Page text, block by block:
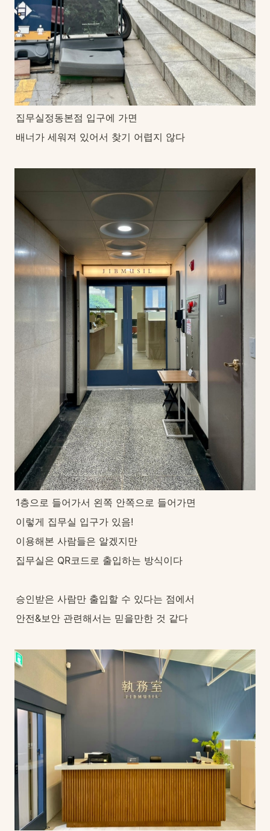
집무실정동본점 입구에 가면
배너가 세워져 있어서 찾기 어렵지 않다
1층으로 들어가서 왼쪽 안쪽으로 들어가면
이렇게 집무실 입구가 있음!
이용해본 사람들은 알겠지만
집무실은 QR코드로 출입하는 방식이다
승인받은 사람만 출입할 수 있다는 점에서
안전&보안 관련해서는 믿을만한 것 같다